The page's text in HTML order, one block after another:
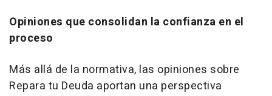
Opiniones que consolidan la confianza en el
proceso
Más allá de la normativa, las opiniones sobre
Repara tu Deuda aportan una perspectiva